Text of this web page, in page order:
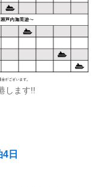
します!!
日